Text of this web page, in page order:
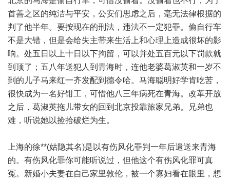
首善之区的纯洁与平安，公安们思虑之后，毫无法律根据的
判了他半年。要按现在的刑法，违法不一定犯罪。偷自行车
不是大错，但是会给失主带来生活上和心理上造成很坏的影
响。处五日以上十日以下拘留，可以并处五百元以下罚款就
到顶了；五八年送犯人到青海时，连他老婆葛淑英和一岁不
到的儿子马来红一齐发配到德令哈。马海聪明好学肯吃苦，
很快成为一名好钳工，可惜他八三年病死在青海。改革开放
之后，葛淑英拖儿带女的回到北京投靠旅家兄弟。兄弟也
难，听说她以捡拾破烂为生。
上海的徐**(姑隐其名)是以有伤风化罪判一年后遣送来青海
的。有伤风化罪你可能听说过，但他这个有伤风化罪可真
冤。新婚小夫妻在自己家里敦伦，被一个寡妇看在眼里，想